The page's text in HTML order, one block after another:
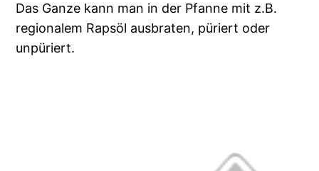
Das Ganze kann man in der Pfanne mit z.B.
regionalem Rapsöl ausbraten, püriert oder
unpüriert.